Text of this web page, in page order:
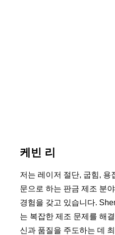
케빈 리
저는 레이저 절단, 굽힘, 용
문으로 하는 판금 제조 분
경험을 갖고 있습니다.
는 복잡한 제조 문제를 해
신과 품질을 주도하는 데